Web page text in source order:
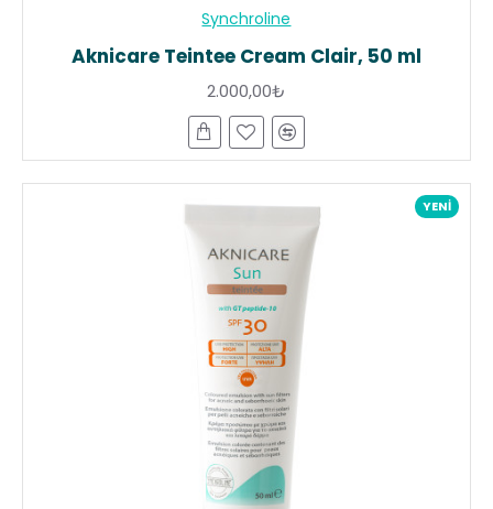
Synchroline
Aknicare Teintee Cream Clair, 50 ml
2.000,00₺
YENI